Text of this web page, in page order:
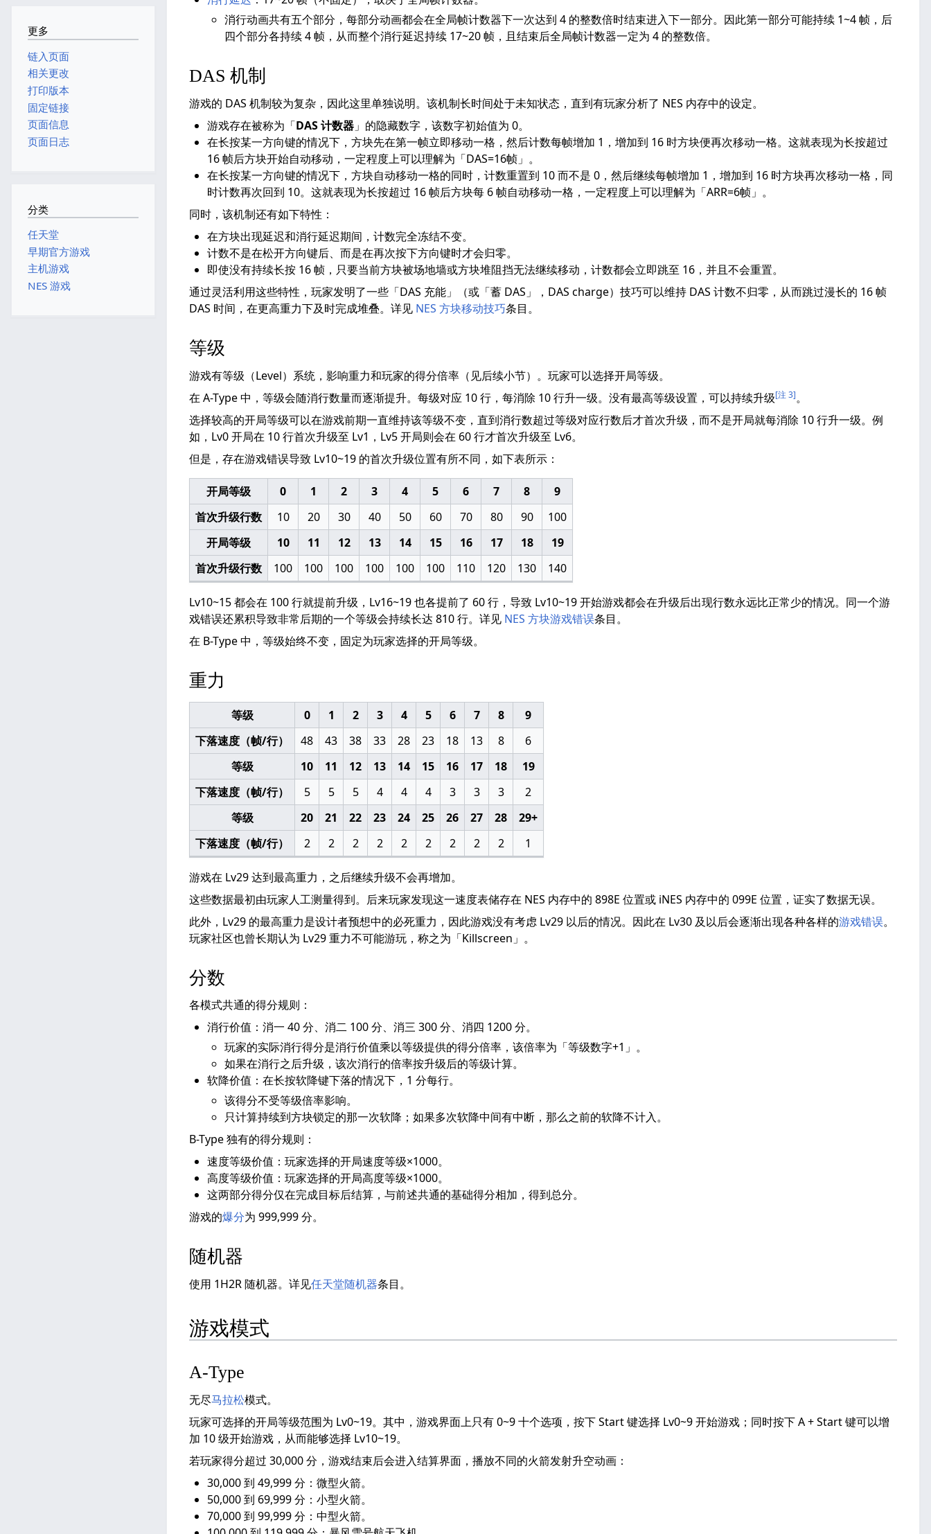
消行动画共有五个部分，每部分动画都会在全局帧计数器下一次达到 4 的整数倍时结束进入下一部分。因此第一部分可能持续 1~4 帧，后
四个部分各持续 4 帧，从而整个消行延迟持续 17~20 帧，且结束后全局帧计数器一定为 4 的整数倍。
DAS 机制
游戏的 DAS 机制较为复杂，因此这里单独说明。该机制长时间处于未知状态，直到有玩家分析了 NES 内存中的设定。
游戏存在被称为「DAS 计数器」的隐藏数字，该数字初始值为 0。
在长按某一方向键的情况下，方块先在第一帧立即移动一格，然后计数每帧增加 1，增加到 16 时方块便再次移动一格。这就表现为长按超过
16 帧后方块开始自动移动，一定程度上可以理解为「DAS=16帧」。
在长按某一方向键的情况下，方块自动移动一格的同时，计数重置到 10 而不是 0，然后继续每帧增加 1，增加到 16 时方块再次移动一格，同
时计数再次回到 10。这就表现为长按超过 16 帧后方块每 6 帧自动移动一格，一定程度上可以理解为「ARR=6帧」。
同时，该机制还有如下特性：
在方块出现延迟和消行延迟期间，计数完全冻结不变。
计数不是在松开方向键后、而是在再次按下方向键时才会归零。
即使没有持续长按 16 帧，只要当前方块被场地墙或方块堆阻挡无法继续移动，计数都会立即跳至 16，并且不会重置。
通过灵活利用这些特性，玩家发明了一些「DAS 充能」（或「蓄 DAS」，DAS charge）技巧可以维持 DAS 计数不归零，从而跳过漫长的 16 帧
DAS 时间，在更高重力下及时完成堆叠。详见 NES 方块移动技巧条目。
等级
游戏有等级（Level）系统，影响重力和玩家的得分倍率（见后续小节）。玩家可以选择开局等级。
在 A-Type 中，等级会随消行数量而逐渐提升。每级对应 10 行，每消除 10 行升一级。没有最高等级设置，可以持续升级[注 3]。
选择较高的开局等级可以在游戏前期一直维持该等级不变，直到消行数超过等级对应行数后才首次升级，而不是开局就每消除 10 行升一级。例
如，Lv0 开局在 10 行首次升级至 Lv1，Lv5 开局则会在 60 行才首次升级至 Lv6。
但是，存在游戏错误导致 Lv10~19 的首次升级位置有所不同，如下表所示：
开局等级 0 1 2 3 4 5 6 7 8
9
首次升级行数
10 20 30 40 50 60 70 80 90
100
开局等级
10 11 12 13 14 15 16 17 18
19
首次升级行数
100 100 100 100 100 100 110 120 130 140
Lv10~15 都会在 100 行就提前升级，Lv16~19 也各提前了 60 行，导致 Lv10~19 开始游戏都会在升级后出现行数永远比正常少的情况。同一个游
戏错误还累积导致非常后期的一个等级会持续长达 810 行。详见 NES 方块游戏错误条目。
在 B-Type 中，等级始终不变，固定为玩家选择的开局等级。
重力
等级 0 1 2 3 4 5 6 7 8
9
下落速度（帧/行）
48 43 38 33 28 23 18 13 8
6
等级
10 11 12 13 14 15 16 17 18
19
下落速度（帧/行）
5 5 5 4 4 4 3 3 3
2
等级
20 21 22 23 24 25 26 27 28
29+
下落速度（帧/行）
2 2 2 2 2 2 2 2 2 1
游戏在 Lv29 达到最高重力，之后继续升级不会再增加。
这些数据最初由玩家人工测量得到。后来玩家发现这一速度表储存在 NES 内存中的 898E 位置或 iNES 内存中的 099E 位置，证实了数据无误。
此外，Lv29 的最高重力是设计者预想中的必死重力，因此游戏没有考虑 Lv29 以后的情况。因此在 Lv30 及以后会逐渐出现各种各样的游戏错误。
玩家社区也曾长期认为 Lv29 重力不可能游玩，称之为「Killscreen」。
分数
各模式共通的得分规则：
消行价值：消一 40 分、消二 100 分、消三 300 分、消四 1200 分。
玩家的实际消行得分是消行价值乘以等级提供的得分倍率，该倍率为「等级数字+1」。
如果在消行之后升级，该次消行的倍率按升级后的等级计算。
软降价值：在长按软降键下落的情况下，1 分每行。
该得分不受等级倍率影响。
只计算持续到方块锁定的那一次软降；如果多次软降中间有中断，那么之前的软降不计入。
B-Type 独有的得分规则：
速度等级价值：玩家选择的开局速度等级×1000。
高度等级价值：玩家选择的开局高度等级×1000。
这两部分得分仅在完成目标后结算，与前述共通的基础得分相加，得到总分。
游戏的爆分为 999,999 分。
随机器
使用 1H2R 随机器。详见任天堂随机器条目。
游戏模式
A-Type
无尽马拉松模式。
玩家可选择的开局等级范围为 Lv0~19。其中，游戏界面上只有 0~9 十个选项，按下 Start 键选择 Lv0~9 开始游戏；同时按下 A + Start 键可以增
加 10 级开始游戏，从而能够选择 Lv10~19。
若玩家得分超过 30,000 分，游戏结束后会进入结算界面，播放不同的火箭发射升空动画：
30,000 到 49,999 分：微型火箭。
50,000 到 69,999 分：小型火箭。
70,000 到 99,999 分：中型火箭。
更多
链入页面
相关更改
打印版本
固定链接
页面信息
页面日志
分类
任天堂
早期官方游戏
主机游戏
NES 游戏